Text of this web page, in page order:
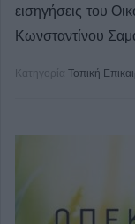
εισηγήσεις του
Κωνσταντίνου
Κατηγορία Τοπική